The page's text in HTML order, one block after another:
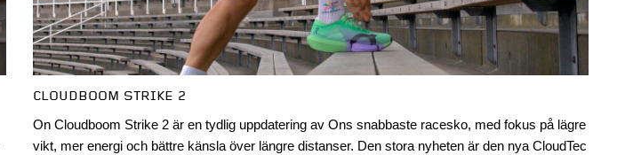
CLOUDBOOM STRIKE 2
On Cloudboom Strike 2 är en tydlig uppdatering av Ons snabbaste racesko, med fokus på lägre
vikt, mer energi och bättre känsla över längre distanser. Den stora nyheten är den nya CloudTec